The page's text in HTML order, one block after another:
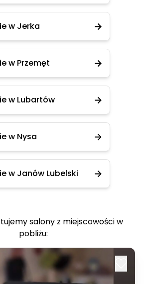
w Jerka
w Przemęt
w Lubartów
w Nysa
w Janów Lubelski
salony z miejscowości w
pobliżu: